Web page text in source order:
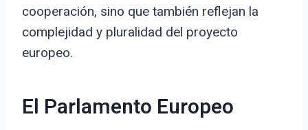
cooperación, sino que también reflejan la
complejidad y pluralidad del proyecto
europeo.
El Parlamento Europeo